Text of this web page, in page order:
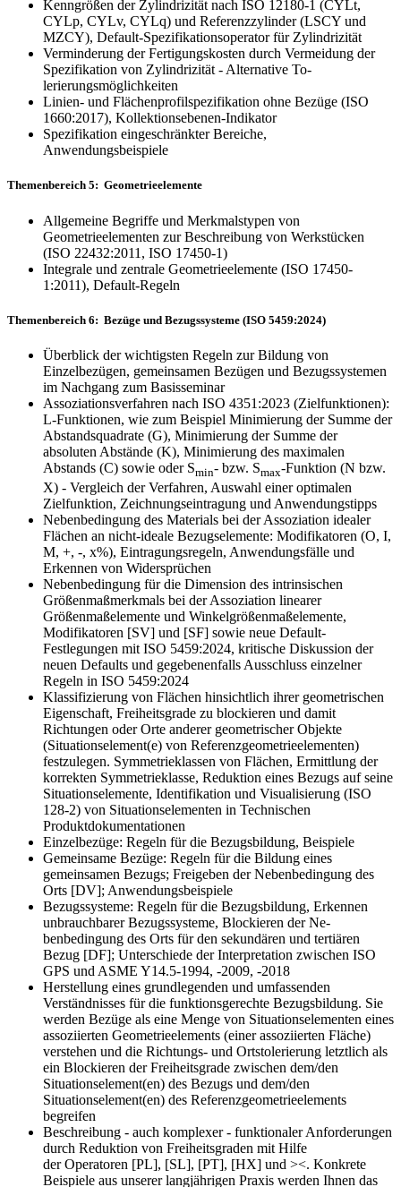
Kenngrößen der Zylindrizität nach ISO 12180-1 (CYLt,
CYLp, CYLv, CYLq) und Referenzzylinder (LSCY und
MZCY), Default-Spezifikationsoperator für Zylindrizität
Verminderung der Fertigungskosten durch Vermeidung der
Spezifikation von Zylindrizität - Alternative To­
lerierungsmöglichkeiten
Linien- und Flächenprofilspezifikation ohne Bezüge (ISO
1660:2017), Kollektionsebenen-Indikator
Spezifikation eingeschränkter Bereiche,
Anwendungsbeispiele
Themenbereich 5: Geometrieelemente
Allgemeine Begriffe und Merkmalstypen von
Geometrieelementen zur Beschreibung von Werkstücken
(ISO 22432:2011, ISO 17450-1)
Integrale und zentrale Geometrieelemente (ISO 17450-
1:2011), Default-Regeln
Themenbereich 6: Bezüge und Bezugssysteme (ISO 5459:2024)
Überblick der wichtigsten Regeln zur Bildung von
Einzelbezügen, gemeinsamen Bezügen und Bezugssys­temen
im Nachgang zum Basisseminar
Assoziationsverfahren nach ISO 4351:2023 (Zielfunktionen):
L-Funktionen, wie zum Beispiel Minimierung der Summe der
Abstandsquadrate (G), Minimierung der Summe der
absoluten Abstände (K), Minimierung des maximalen
Abstands (C) sowie oder Smin- bzw. Smax-Funktion (N bzw.
X) - Vergleich der Verfahren, Auswahl einer optimalen
Zielfunktion, Zeichnungs­eintra­gung und Anwendungstipps
Nebenbedingung des Materials bei der Assoziation idealer
Flächen an nicht-ideale Bezugselemente: Modifikatoren (O, I,
M, +, -, x%), Eintragungsregeln, Anwendungsfälle und
Erkennen von Widersprüchen
Nebenbedingung für die Dimension des intrinsischen
Größenmaßmerkmals bei der Assoziation linearer
Größenmaßelemente und Winkelgrößenmaßelemente,
Modifikatoren [SV] und [SF] sowie neue Default-
Festlegungen mit ISO 5459:2024, kritische Diskussion der
neuen Defaults und gegebenenfalls Ausschluss einzelner
Regeln in ISO 5459:2024
Klassifizierung von Flächen hinsichtlich ihrer geometrischen
Eigenschaft, Freiheitsgrade zu blockieren und damit
Richtungen oder Orte anderer geometrischer Objekte
(Situationselement(e) von Referenzgeometrieelementen)
festzulegen. Symmetrieklassen von Flächen, Ermittlung der
korrekten Symmetrieklasse, Reduktion eines Bezugs auf seine
Situationselemente, Identifikation und Visualisierung (ISO
128-2) von Situationselementen in Technischen
Produktdokumentationen
Einzelbezüge: Regeln für die Bezugsbildung, Beispiele
Gemeinsame Bezüge: Regeln für die Bildung eines
gemeinsamen Bezugs; Freigeben der Nebenbedingung des
Orts [DV]; Anwendungsbeispiele
Bezugssysteme: Regeln für die Bezugsbildung, Erkennen
unbrauchbarer Bezugssysteme, Blockieren der Ne­
benbedingung des Orts für den sekundären und tertiären
Bezug [DF]; Unterschiede der Interpretation zwi­schen ISO
GPS und ASME Y14.5-1994, -2009, -2018
Herstellung eines grundlegenden und umfassenden
Verständnisses für die funktionsgerechte Bezugsbildung. Sie
werden Bezüge als eine Menge von Situationselementen eines
assoziierten Geometrieelements (einer assoziierten Fläche)
verstehen und die Richtungs- und Ortstolerierung letztlich als
ein Blockieren der Freiheitsgrade zwischen dem/den
Situations­element(en) des Bezugs und dem/den
Situationselement(en) des Referenzgeometrieelements
begreifen
Beschreibung - auch komplexer - funktionaler Anforderungen
durch Reduktion von Freiheitsgraden mit Hilfe
der Operatoren [PL], [SL], [PT], [HX] und ><. Konkrete
Beispiele aus unserer langjährigen Praxis werden Ihnen das